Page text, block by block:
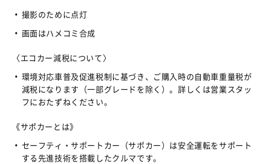
撮影のために点灯
画面はハメコミ合成
〈エコカー減税について〉
環境対応車普及促進税制に基づき、ご購入時の自動車重量税が
減税になります（一部グレードを除く）。詳しくは営業スタッ
フにおたずねください。
《サポカーとは》
セーフティ・サポートカー（サポカー）は安全運転をサポート
する先進技術を搭載したクルマです。